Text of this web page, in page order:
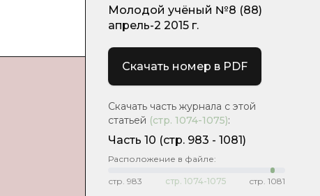
Молодой учёный №8 (88)
апрель-2 2015 г.
Скачать номер в PDF
Скачать часть журнала с этой
статьей (стр. 1074-1075):
Часть 10 (cтр. 983 - 1081)
Расположение в файле:
стр. 983 стр. 1074-1075 стр. 1081